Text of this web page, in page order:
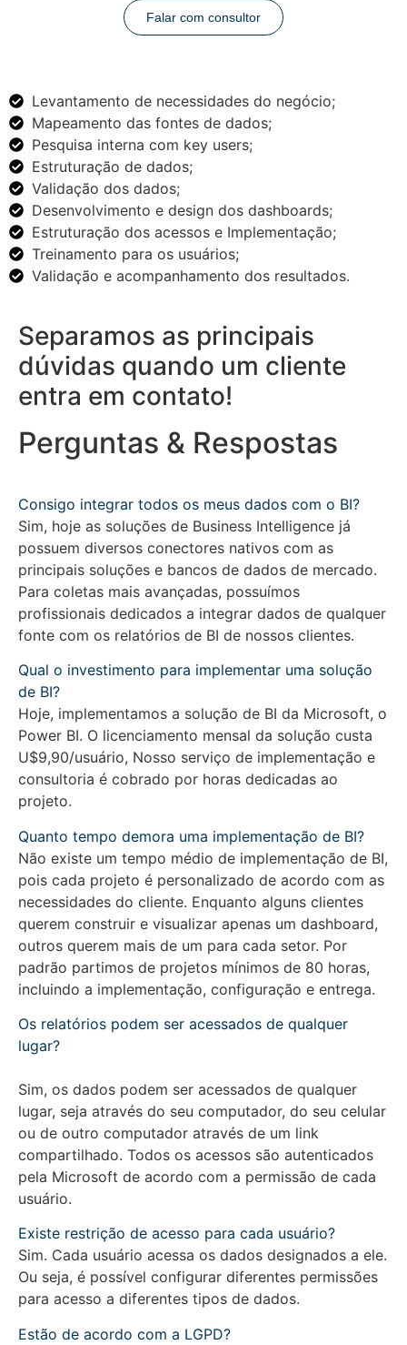
Falar com consultor
Levantamento de necessidades do negócio;
Mapeamento das fontes de dados;
Pesquisa interna com key users;
Estruturação de dados;
Validação dos dados;
Desenvolvimento e design dos dashboards;
Estruturação dos acessos e Implementação;
Treinamento para os usuários;
Validação e acompanhamento dos resultados.
Separamos as principais
dúvidas quando um cliente
entra em contato!
Perguntas & Respostas
Consigo integrar todos os meus dados com o BI?
Sim, hoje as soluções de Business Intelligence já
possuem diversos conectores nativos com as
principais soluções e bancos de dados de mercado.
Para coletas mais avançadas, possuímos
profissionais dedicados a integrar dados de qualquer
fonte com os relatórios de BI de nossos clientes.
Qual o investimento para implementar uma solução
de BI?
Hoje, implementamos a solução de BI da Microsoft, o
Power BI. O licenciamento mensal da solução custa
U$9,90/usuário, Nosso serviço de implementação e
consultoria é cobrado por horas dedicadas ao
projeto.
Quanto tempo demora uma implementação de BI?
Não existe um tempo médio de implementação de BI,
pois cada projeto é personalizado de acordo com as
necessidades do cliente. Enquanto alguns clientes
querem construir e visualizar apenas um dashboard,
outros querem mais de um para cada setor. Por
padrão partimos de projetos mínimos de 80 horas,
incluindo a implementação, configuração e entrega.
Os relatórios podem ser acessados de qualquer
lugar?
Sim, os dados podem ser acessados de qualquer
lugar, seja através do seu computador, do seu celular
ou de outro computador através de um link
compartilhado. Todos os acessos são autenticados
pela Microsoft de acordo com a permissão de cada
usuário.
Existe restrição de acesso para cada usuário?
Sim. Cada usuário acessa os dados designados a ele.
Ou seja, é possível configurar diferentes permissões
para acesso a diferentes tipos de dados.
Estão de acordo com a LGPD?